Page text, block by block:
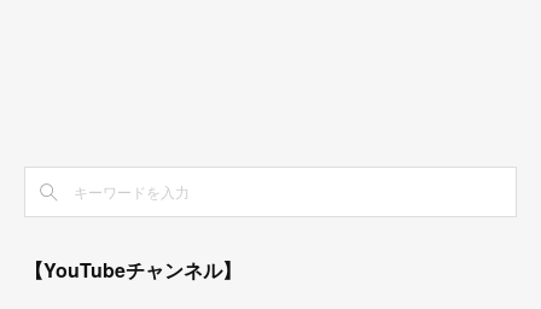
【YouTubeチャンネル】